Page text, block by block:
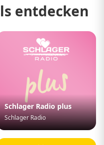
entdecken
Schlager Radio plus
Schlager Radio